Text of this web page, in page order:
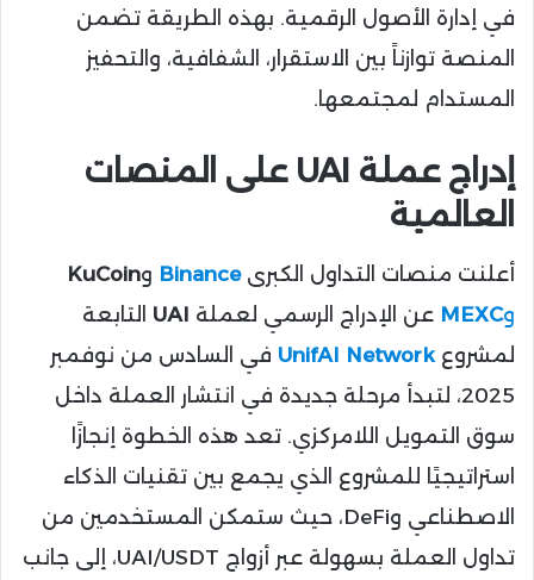
في إدارة الأصول الرقمية. بهذه الطريقة تضمن
المنصة توازناً بين الاستقرار، الشفافية، والتحفيز
المستدام لمجتمعها.
إدراج عملة UAI على المنصات
العالمية
أعلنت منصات التداول الكبرىBinance وKuCoin
وMEXC عن الإدراج الرسمي لعملة UAI التابعة
لمشروع UnifAI Network في السادس من نوفمبر
2025، لتبدأ مرحلة جديدة في انتشار العملة داخل
سوق التمويل اللامركزي. تعد هذه الخطوة إنجازًا
استراتيجيًا للمشروع الذي يجمع بين تقنيات الذكاء
الاصطناعي وDeFi، حيث ستمكن المستخدمين من
تداول العملة بسهولة عبر أزواج UAI/USDT، إلى جانب